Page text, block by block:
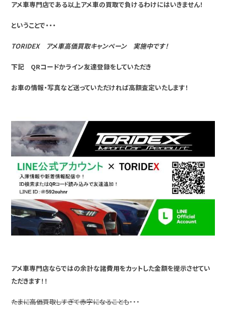
アメ車専門店である以上アメ車の買取で負けるわけにはいきません！
ということで・・・
TORIDEX アメ車高価買取キャンペーン 実施中です！
下記 QRコードかライン友達登録をしていただき
お車の情報・写真など送っていただければ高額査定いたします！
アメ車専門店ならではの余計な諸費用をカットした金額を提示させてい
ただきます！！
たまに高価買取しすぎて赤字になることも・・・